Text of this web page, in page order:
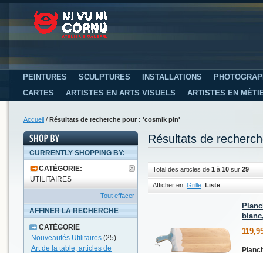
PEINTURES SCULPTURES INSTALLATIONS
CARTES
ARTISTES EN ARTS VISUELS ARTISTES EN
Accueil / Résultats de recherche pour : 'cosmik pin'
Résultats de
Total des articles de 1 à 10 sur 29
Afficher en: Grille Liste
CURRENTLY SHOPPING BY:
CATÉGORIE:
UTILITAIRES
Tout effacer
AFFINER LA RECHERCHE
CATÉGORIE
Nouveautés Utilitaires (25)
Art de la table, articles de